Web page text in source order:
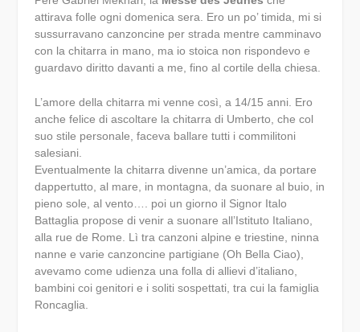
attirava folle ogni domenica sera. Ero un po’ timida, mi si
sussurravano canzoncine per strada mentre camminavo
con la chitarra in mano, ma io stoica non rispondevo e
guardavo diritto davanti a me, fino al cortile della chiesa.
L’amore della chitarra mi venne così, a 14/15 anni. Ero
anche felice di ascoltare la chitarra di Umberto, che col
suo stile personale, faceva ballare tutti i commilitoni
salesiani.
Eventualmente la chitarra divenne un’amica, da portare
dappertutto, al mare, in montagna, da suonare al buio, in
pieno sole, al vento…. poi un giorno il Signor Italo
Battaglia propose di venir a suonare all’Istituto Italiano,
alla rue de Rome. Lì tra canzoni alpine e triestine, ninna
nanne e varie canzoncine partigiane (Oh Bella Ciao),
avevamo come udienza una folla di allievi d’italiano,
bambini coi genitori e i soliti sospettati, tra cui la famiglia
Roncaglia.